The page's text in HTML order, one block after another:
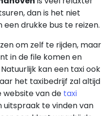
dan is het niet
drukke bus te reizen.
om zelf te rijden, maar
in de file komen en
kan een taxi ook
het taxibedrijf zal altijd
website van de taxi
uitspraak te vinden van